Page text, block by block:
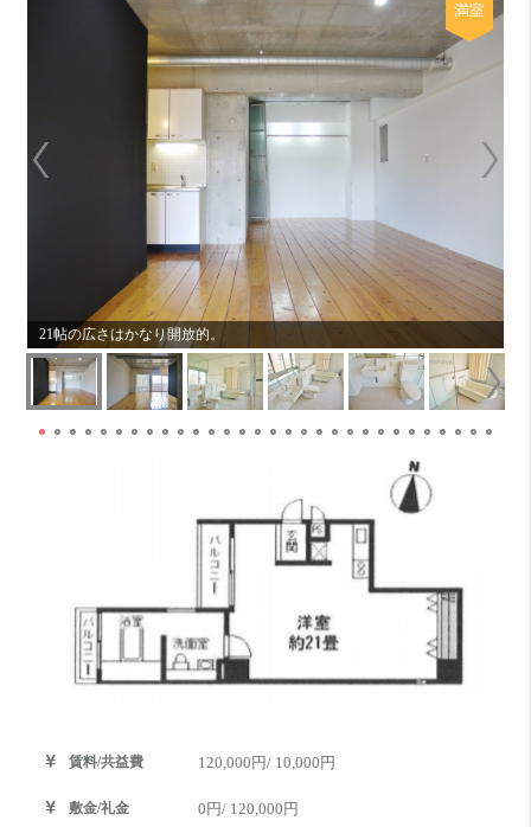
満室
21帖の広さはかなり開放的。
賃料/共益費 120,000円/ 10,000円
敷金/礼金 0円/ 120,000円